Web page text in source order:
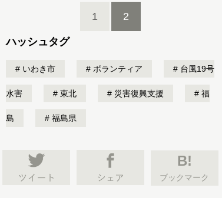
1 2
ハッシュタグ
いわき市 ボランティア 台風19号
水害 東北 災害復興支援 福
島 福島県
B!
ブックマーク